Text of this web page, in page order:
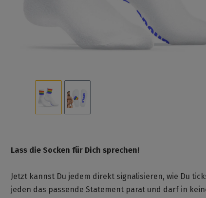
Lass die Socken für Dich sprechen!
Jetzt kannst Du jedem direkt signalisieren, wie Du
jeden das passende Statement parat und darf in